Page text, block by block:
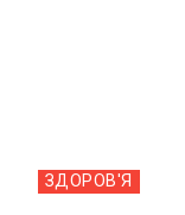
ЗДОРОВ'Я